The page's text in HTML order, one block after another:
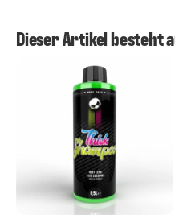
Dieser Artikel besteht